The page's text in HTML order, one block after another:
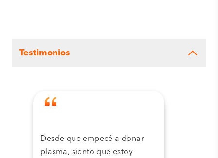
Testimonios
Desde que empecé a donar
plasma, siento que estoy